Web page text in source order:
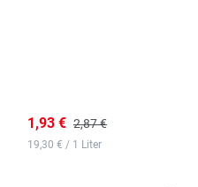
1,93 € 2,87 €
19,30 € / 1 Liter